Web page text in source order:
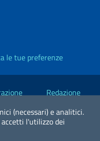
(necessari) e analitici.
l'utilizzo dei
le tue preferenze
Redazione